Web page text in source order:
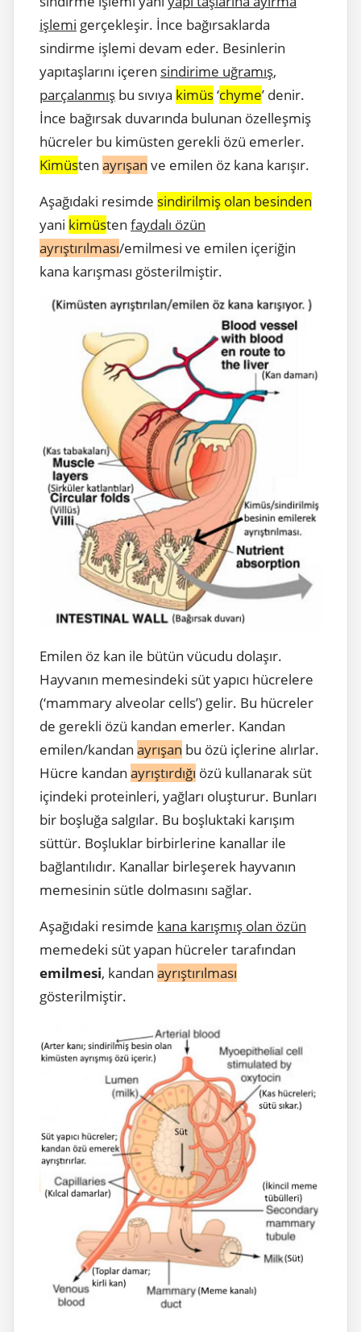
işlemi gerçekleşir. İnce bağırsaklarda
sindirme işlemi devam eder. Besinlerin
yapıtaşlarını içeren sindirime uğramış,
parçalanmış bu sıvıya kimüs‘chyme’ denir.
İnce bağırsak duvarında bulunan özelleşmiş
hücreler bu kimüsten gerekli özü emerler.
Kimüsten ayrışan ve emilen öz kana karışır.
Aşağıdaki resimde sindirilmiş olan besinden
yani kimüsten faydalı özün
ayrıştırılması/emilmesi ve emilen içeriğin
kana karışması gösterilmiştir.
Emilen öz kan ile bütün vücudu dolaşır.
Hayvanın memesindeki süt yapıcı hücrelere
(‘mammary alveolar cells’) gelir. Bu hücreler
de gerekli özü kandan emerler. Kandan
emilen/kandan ayrışan bu özü içlerine alırlar.
Hücre kandan ayrıştırdığı özü kullanarak süt
içindeki proteinleri, yağları oluşturur. Bunları
bir boşluğa salgılar. Bu boşluktaki karışım
süttür. Boşluklar birbirlerine kanallar ile
bağlantılıdır. Kanallar birleşerek hayvanın
memesinin sütle dolmasını sağlar.
Aşağıdaki resimde kana karışmış olan özün
memedeki süt yapan hücreler tarafından
emilmesi, kandan ayrıştırılması
gösterilmiştir.